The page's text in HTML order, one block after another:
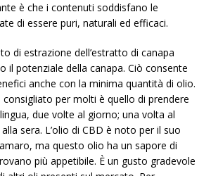
è che i contenuti soddisfano le
di essere puri, naturali ed efficaci.
di estrazione dell’estratto di canapa
il potenziale della canapa. Ciò consente
anche con la minima quantità di olio.
consigliato per molti è quello di prendere
due volte al giorno; una volta al
sera. L’olio di CBD è noto per il suo
ma questo olio ha un sapore di
più appetibile. È un gusto gradevole